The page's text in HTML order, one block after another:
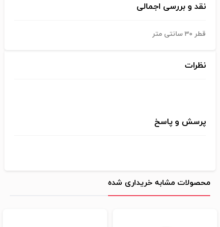
نقد و بررسی اجمالی
قطر ۳۰ سانتی متر
نظرات
پرسش و پاسخ
محصولات مشابه خریداری شده